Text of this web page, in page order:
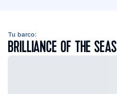
Tu barco:
BRILLIANCE OF THE SEAS